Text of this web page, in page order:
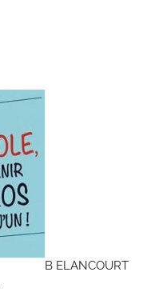
B ELANCOURT